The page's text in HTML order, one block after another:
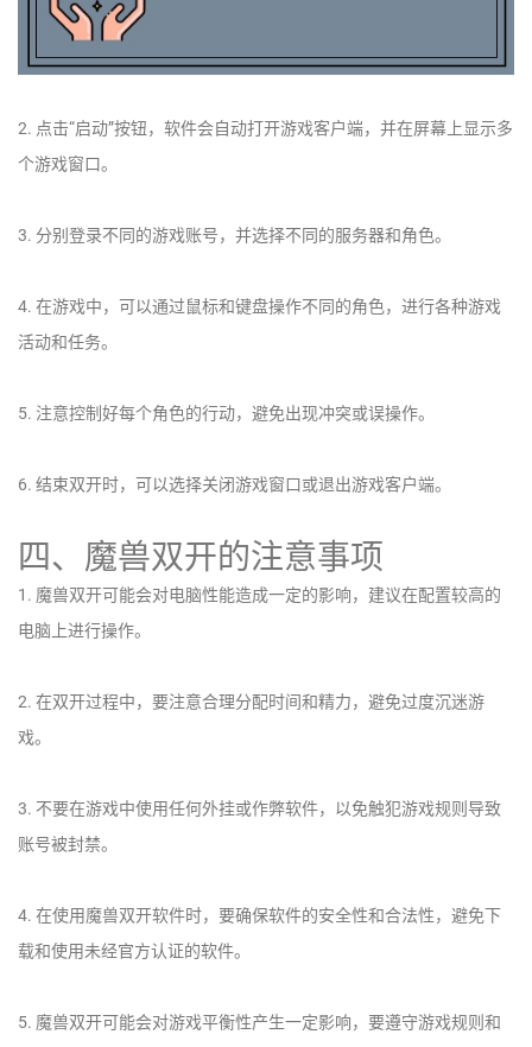
2. 点击“启动”按钮，软件会自动打开游戏客户端，并在屏幕上显示多
个游戏窗口。
3. 分别登录不同的游戏账号，并选择不同的服务器和角色。
4. 在游戏中，可以通过鼠标和键盘操作不同的角色，进行各种游戏
活动和任务。
5. 注意控制好每个角色的行动，避免出现冲突或误操作。
6. 结束双开时，可以选择关闭游戏窗口或退出游戏客户端。
四、魔兽双开的注意事项
1. 魔兽双开可能会对电脑性能造成一定的影响，建议在配置较高的
电脑上进行操作。
2. 在双开过程中，要注意合理分配时间和精力，避免过度沉迷游
戏。
3. 不要在游戏中使用任何外挂或作弊软件，以免触犯游戏规则导致
账号被封禁。
4. 在使用魔兽双开软件时，要确保软件的安全性和合法性，避免下
载和使用未经官方认证的软件。
5. 魔兽双开可能会对游戏平衡性产生一定影响，要遵守游戏规则和